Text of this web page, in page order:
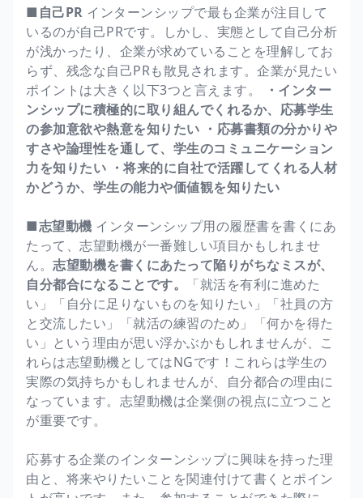
■自己PR インターンシップで最も企業が注目して
いるのが自己PRです。しかし、実態として自己分析
が浅かったり、企業が求めていることを理解してお
らず、残念な自己PRも散見されます。企業が見たい
ポイントは大きく以下3つと言えます。
・インター
ンシップに積極的に取り組んでくれるか、応募学生
の参加意欲や熱意を知りたい ・応募書類の分かりや
すさや論理性を通して、学生のコミュニケーション
力を知りたい ・将来的に自社で活躍してくれる人材
かどうか、学生の能力や価値観を知りたい
■志望動機 インターンシップ用の履歴書を書くにあ
たって、志望動機が一番難しい項目かもしれませ
ん。 志望動機を書くにあたって陥りがちなミスが、
自分都合になることです。
「就活を有利に進めた
い」「自分に足りないものを知りたい」「社員の方
と交流したい」「就活の練習のため」「何かを得た
い」という理由が思い浮かぶかもしれませんが、こ
れらは志望動機としてはNGです！これらは学生の
実際の気持ちかもしれませんが、自分都合の理由に
なっています。志望動機は企業側の視点に立つこと
が重要です。
応募する企業のインターンシップに興味を持った理
由と、将来やりたいことを関連付けて書くとポイン